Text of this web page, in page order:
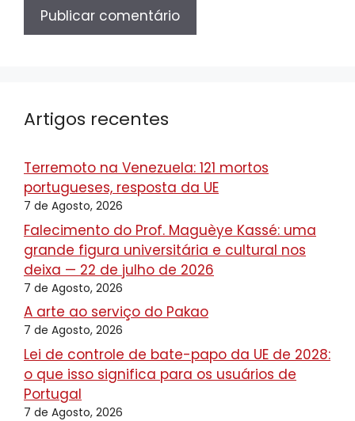
Artigos recentes
Terremoto na Venezuela: 121 mortos
portugueses, resposta da UE
7 de Agosto, 2026
Falecimento do Prof. Maguèye Kassé: uma
grande figura universitária e cultural nos
deixa — 22 de julho de 2026
7 de Agosto, 2026
A arte ao serviço do Pakao
7 de Agosto, 2026
Lei de controle de bate-papo da UE de 2028:
o que isso significa para os usuários de
Portugal
7 de Agosto, 2026